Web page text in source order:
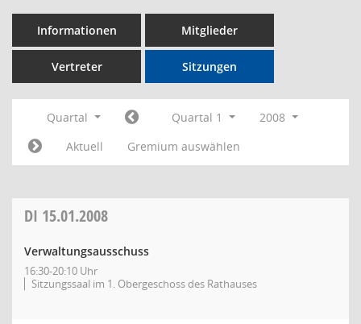
Informationen Mitglieder
Vertreter Sitzungen
Quartal Quartal 1
2008
Aktuell
Gremium auswählen
DI 15.01.2008
Verwaltungsausschuss
16:30-20:10 Uhr
Sitzungssaal im 1. Obergeschoss des Rathauses